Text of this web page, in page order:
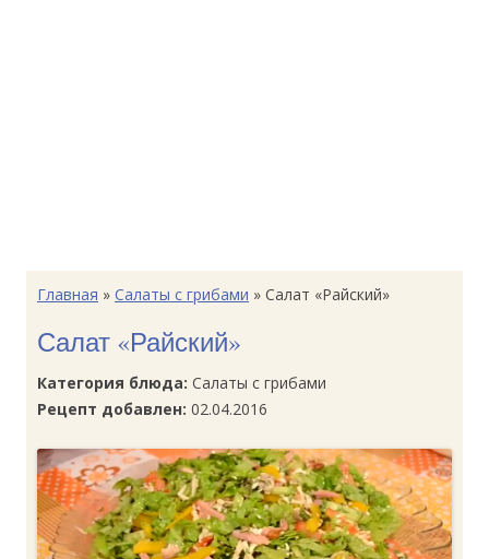
Главная » Салаты с грибами » Салат «Райский»
Салат «Райский»
Категория блюда: Салаты с грибами
Рецепт добавлен: 02.04.2016